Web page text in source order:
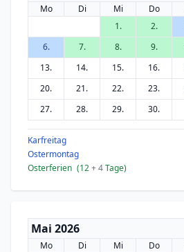
Mo Di Mi Do
1.
2.
6.
7. 8. 9.
13.
14. 15. 16.
20.
21. 22. 23.
27.
28. 29. 30.
Karfreitag
Ostermontag
Osterferien (12+ 4Tage)
Mai 2026
Mo Di Mi Do